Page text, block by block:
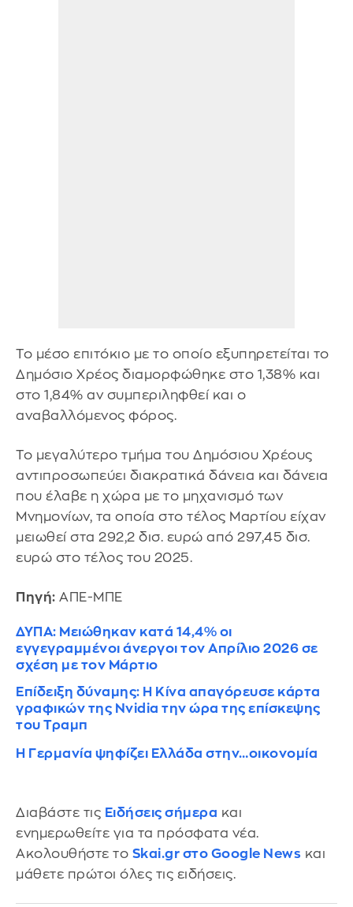
Το μέσο επιτόκιο με το οποίο εξυπηρετείται το
Δημόσιο Χρέος διαμορφώθηκε στο 1,38% και
στο 1,84% αν συμπεριληφθεί και ο
αναβαλλόμενος φόρος.
Το μεγαλύτερο τμήμα του Δημόσιου Χρέους
αντιπροσωπεύει διακρατικά δάνεια και δάνεια
που έλαβε η χώρα με το μηχανισμό των
Μνημονίων, τα οποία στο τέλος Μαρτίου είχαν
μειωθεί στα 292,2 δισ. ευρώ από 297,45 δισ.
ευρώ στο τέλος του 2025.
Πηγή: ΑΠΕ-ΜΠΕ
ΔΥΠΑ: Μειώθηκαν κατά 14,4% οι
εγγεγραμμένοι άνεργοι τον Απρίλιο 2026 σε
σχέση με τον Μάρτιο
Επίδειξη δύναμης: Η Κίνα απαγόρευσε κάρτα
γραφικών της Nvidia την ώρα της επίσκεψης
του Τραμπ
Η Γερμανία ψηφίζει Ελλάδα στην…οικονομία
Διαβάστε τις Ειδήσεις σήμερα και
ενημερωθείτε για τα πρόσφατα νέα.
Ακολουθήστε το Skai.gr στο Google News και
μάθετε πρώτοι όλες τις ειδήσεις.